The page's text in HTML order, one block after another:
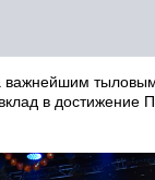
важнейшим
в достижение